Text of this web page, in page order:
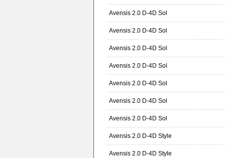
Avensis 2.0 D-4D Sol
Avensis 2.0 D-4D Sol
Avensis 2.0 D-4D Sol
Avensis 2.0 D-4D Sol
Avensis 2.0 D-4D Sol
Avensis 2.0 D-4D Sol
Avensis 2.0 D-4D Sol
Avensis 2.0 D-4D Style
Avensis 2.0 D-4D Style